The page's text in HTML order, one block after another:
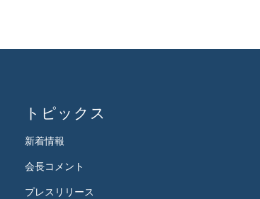
トピックス
新着情報
会長コメント
プレスリリース